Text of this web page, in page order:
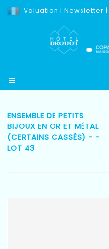
Valuation | Newsletter |
ENSEMBLE DE PETITS
BIJOUX EN OR ET MÉTAL
(CERTAINS CASSÉS) - -
LOT 43